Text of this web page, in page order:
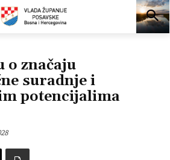
o značaju
suradnje i
potencijalima